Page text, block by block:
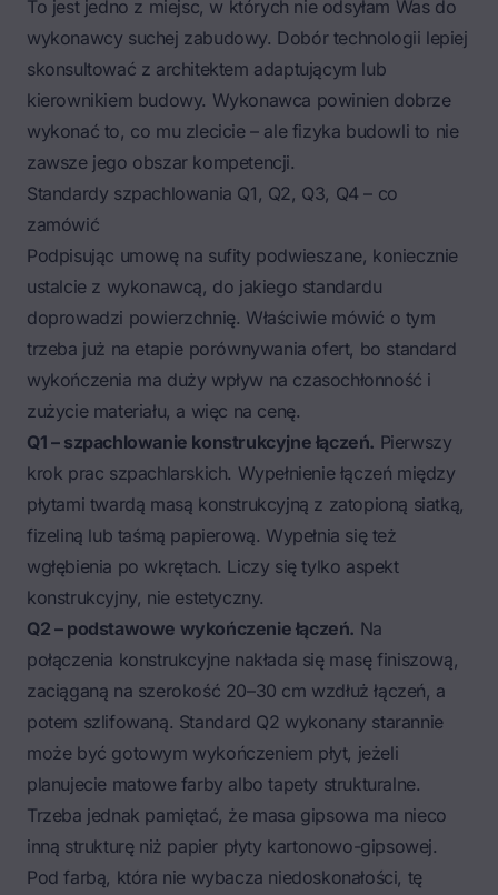
To jest jedno z miejsc, w których nie odsyłam Was do
wykonawcy suchej zabudowy. Dobór technologii lepiej
skonsultować z architektem adaptującym lub
kierownikiem budowy. Wykonawca powinien dobrze
wykonać to, co mu zlecicie – ale fizyka budowli to nie
zawsze jego obszar kompetencji.
Standardy szpachlowania Q1, Q2, Q3, Q4 – co
zamówić
Podpisując umowę na sufity podwieszane, koniecznie
ustalcie z wykonawcą, do jakiego standardu
doprowadzi powierzchnię. Właściwie mówić o tym
trzeba już na etapie porównywania ofert, bo standard
wykończenia ma duży wpływ na czasochłonność i
zużycie materiału, a więc na cenę.
Q1 – szpachlowanie konstrukcyjne łączeń. Pierwszy
krok prac szpachlarskich. Wypełnienie łączeń między
płytami twardą masą konstrukcyjną z zatopioną siatką,
fizeliną lub taśmą papierową. Wypełnia się też
wgłębienia po wkrętach. Liczy się tylko aspekt
konstrukcyjny, nie estetyczny.
Q2 – podstawowe wykończenie łączeń. Na
połączenia konstrukcyjne nakłada się masę finiszową,
zaciąganą na szerokość 20–30 cm wzdłuż łączeń, a
potem szlifowaną. Standard Q2 wykonany starannie
może być gotowym wykończeniem płyt, jeżeli
planujecie matowe farby albo tapety strukturalne.
Trzeba jednak pamiętać, że masa gipsowa ma nieco
inną strukturę niż papier płyty kartonowo-gipsowej.
Pod farbą, która nie wybacza niedoskonałości, tę